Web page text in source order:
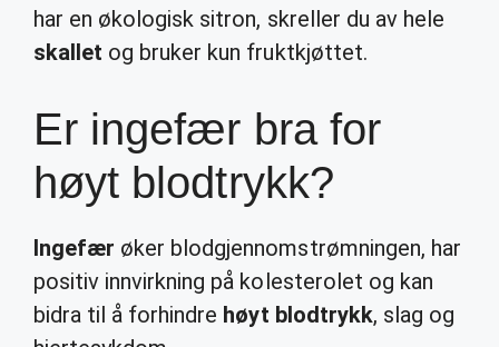
har en økologisk sitron, skreller du av hele
skallet og bruker kun fruktkjøttet.
Er ingefær bra for
høyt blodtrykk?
Ingefær øker blodgjennomstrømningen, har
positiv innvirkning på kolesterolet og kan
bidra til å forhindre høyt blodtrykk, slag og